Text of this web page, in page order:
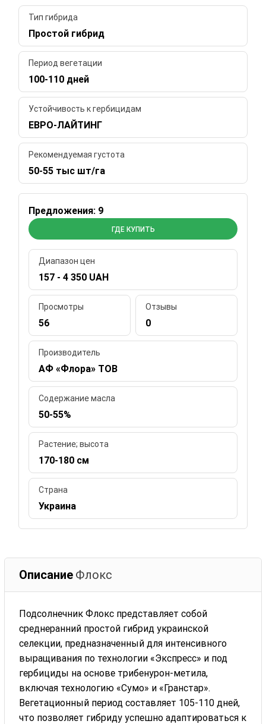
Тип гибрида
Простой гибрид
Период вегетации
100-110 дней
Устойчивость к гербицидам
ЕВРО-ЛАЙТИНГ
Рекомендуемая густота
50-55 тыс шт/га
Предложения: 9
ГДЕ КУПИТЬ
Диапазон цен
157 - 4 350 UAH
Просмотры
56
Отзывы
0
Производитель
АФ «Флора» ТОВ
Содержание масла
50-55%
Растение; высота
170-180 см
Страна
Украина
Описание Флокс
Подсолнечник Флокс представляет собой
среднеранний простой гибрид украинской
селекции, предназначенный для интенсивного
выращивания по технологии «Экспресс» и под
гербициды на основе трибенурон-метила,
включая технологию «Сумо» и «Гранстар».
Вегетационный период составляет 105-110 дней,
что позволяет гибриду успешно адаптироваться к